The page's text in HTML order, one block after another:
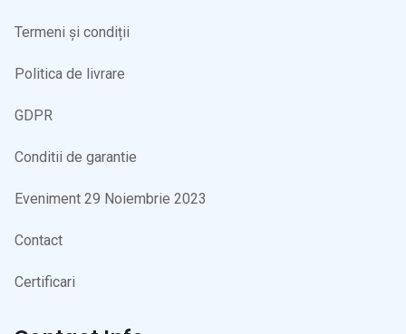
Termeni și condiții
Politica de livrare
GDPR
Conditii de garantie
Eveniment 29 Noiembrie 2023
Contact
Certificari